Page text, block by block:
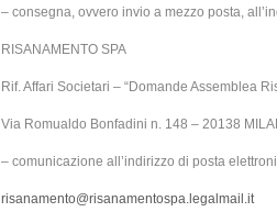
– consegna, ovvero invio a mezzo posta,
RISANAMENTO SPA
Rif. Affari Societari – “Domande Assemblea
Via Romualdo Bonfadini n. 148 – 20138
– comunicazione all’indirizzo di posta
risanamento@risanamentospa.legalmail.it